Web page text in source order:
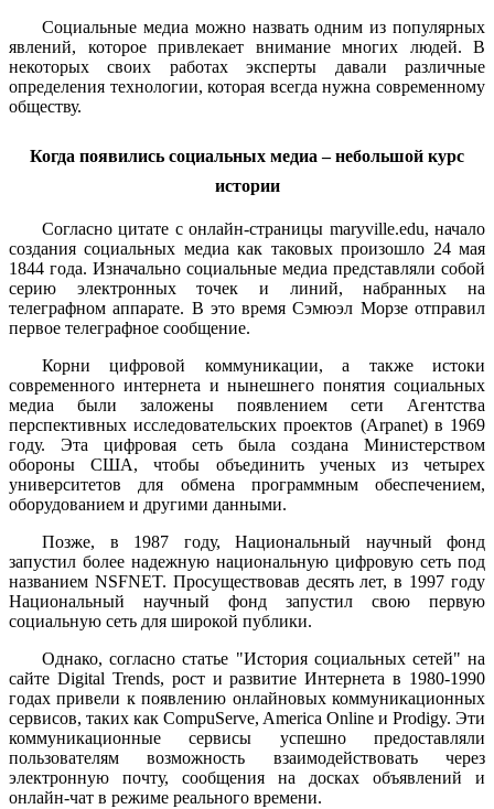
Социальные медиа можно назвать одним из популярных
явлений, которое привлекает внимание многих людей. В
некоторых своих работах эксперты давали различные
определения технологии, которая всегда нужна современному
обществу.
Когда появились социальных медиа – небольшой курс
истории
Согласно цитате с онлайн-страницы maryville.edu, начало
создания социальных медиа как таковых произошло 24 мая
1844 года. Изначально социальные медиа представляли собой
серию электронных точек и линий, набранных на
телеграфном аппарате. В это время Сэмюэл Морзе отправил
первое телеграфное сообщение.
Корни цифровой коммуникации, а также истоки
современного интернета и нынешнего понятия социальных
медиа были заложены появлением сети Агентства
перспективных исследовательских проектов (Arpanet) в 1969
году. Эта цифровая сеть была создана Министерством
обороны США, чтобы объединить ученых из четырех
университетов для обмена программным обеспечением,
оборудованием и другими данными.
Позже, в 1987 году, Национальный научный фонд
запустил более надежную национальную цифровую сеть под
названием NSFNET. Просуществовав десять лет, в 1997 году
Национальный научный фонд запустил свою первую
социальную сеть для широкой публики.
Однако, согласно статье "История социальных сетей" на
сайте Digital Trends, рост и развитие Интернета в 1980-1990
годах привели к появлению онлайновых коммуникационных
сервисов, таких как CompuServe, America Online и Prodigy. Эти
коммуникационные сервисы успешно предоставляли
пользователям возможность взаимодействовать через
электронную почту, сообщения на досках объявлений и
онлайн-чат в режиме реального времени.